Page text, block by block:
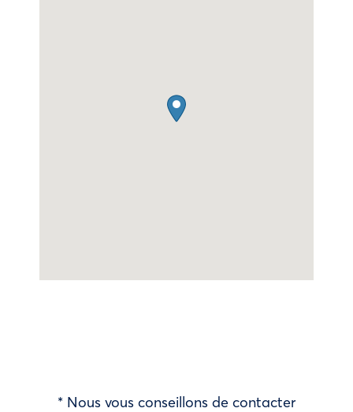
* Nous vous conseillons de contacter